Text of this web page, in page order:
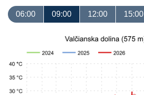
06:00 09:00 12:00 15:00